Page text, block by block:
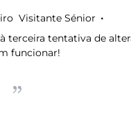
Visitante Sénior
terceira tentativa de
funcionar!